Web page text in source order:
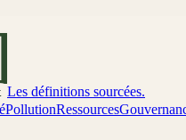
Les définitions sourcées.
PollutionRessources